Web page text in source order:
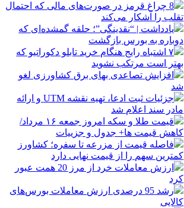
8 چراغ قرمز در صورت‌های مالی که احتمال
تقلب را آشکار می‌کند
یادداشت | “نقدینگی”؛ حلقه گمشده‌ای که
دوباره به بورس بازگشت
۷ اشتباه رایج هنگام خرید تابلو دکوراتیو که
بهتر است مرتکب نشوید
افزایش تصاعدی بهای برق کشاورزی لغو
شد
جزئیات ثبت ادعا، تهیه نقشه UTM و ارائه
مادر سند اعلام شد
قیمت طلا و سکه امروز جمعه ۱۶ مرداد/
کاهش قیمت ها+ جدول و جزییات
فاصله قیمت از مزرعه تا سفره؛ کشاورز
کمترین سهم را از قیمت نهایی دارد
ارزش معاملات خرد از مرز 20 همت عبور
کرد
رشد 95 درصدی ارزش معاملات بورس‌های
کالایی